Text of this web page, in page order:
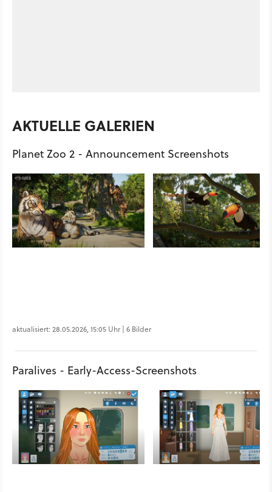
AKTUELLE GALERIEN
Planet Zoo 2 - Announcement Screenshots
aktualisiert: 28.05.2026, 15:05 Uhr | 6 Bilder
Paralives - Early-Access-Screenshots